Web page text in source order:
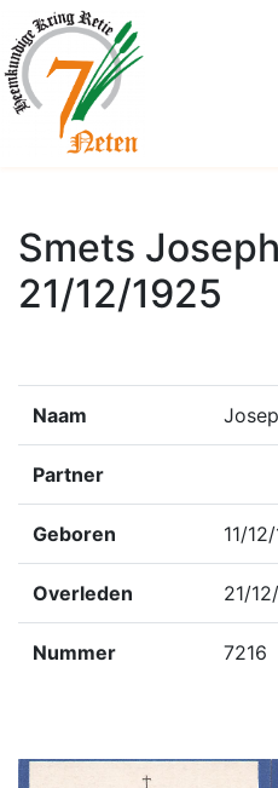
Smets
21/12/1925
Naam
Partner
Geboren 11/
Overleden 21/
Nummer 7216